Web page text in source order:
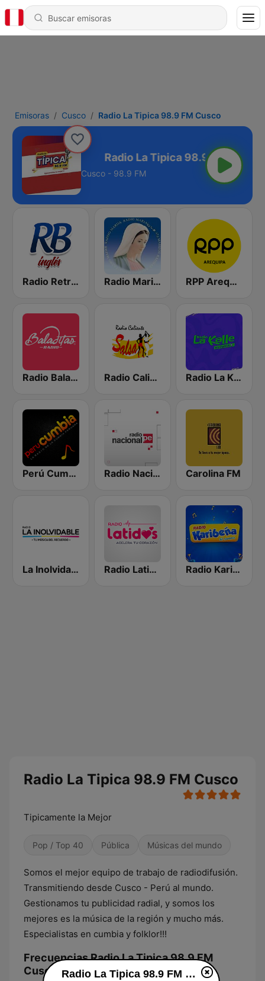
Emisoras Cusco Radio La Tipica 98.9 FM Cusco
FM Cusco
Cusco - 98.9 FM
Radio Retro Baladas en Inglés Radio Maria Perú RPP Arequipa
Radio Baladitas Radio Caliente Salsa Radio La Kalle
Perú Cumbia Radio Radio Nacional Carolina FM
La Inolvidable Radio Latidos Radio Karibeña
Radio La Tipica 98.9 FM Cusco
Tipicamente la Mejor
Pop / Top 40 Pública Músicas del mundo
Somos el mejor equipo de trabajo de radiodifusión.
Transmitiendo desde Cusco - Perú al mundo.
Gestionamos tu publicidad radial, y somos los
mejores es la música de la región y mucho más.
Especialistas en cumbia y folklor!!!
Frecuencias Radio La Tipica 98.9 FM
Cusco:
Radio La Tipica 98.9 FM Cusco en vivo